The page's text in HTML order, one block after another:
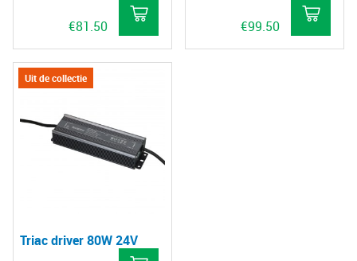
€81.50 €99.50
Uit de collectie
Triac driver 80W 24V